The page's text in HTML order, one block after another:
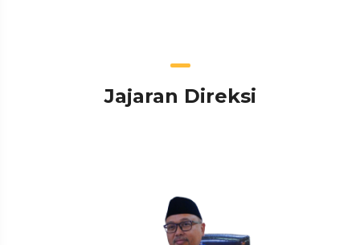
Jajaran Direksi